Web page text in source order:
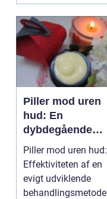
Piller mod uren
hud: En
dybdegående
analyse af
effektiviteten og
udviklingen
gennem tiden
Piller mod uren hud:
Effektiviteten af en
evigt udviklende
behandlingsmetode